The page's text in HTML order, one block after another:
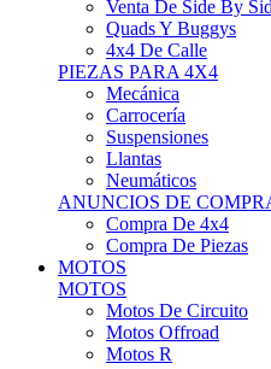
Motos R
Motos De Carretera
Scooters
Remolques
PIEZAS Y
Despieces
Equipamiento
Neumáticos
ANUNCIOS DE
Compra Motos
Compra Piezas
ASISTENCIA Y TALLER
ASISTENCIA Y TALLER
Camiones
Autobuses
Furgonetas